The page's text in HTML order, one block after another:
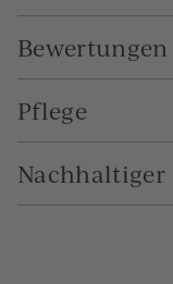
Bewertungen
Pflege
Nachhaltiger